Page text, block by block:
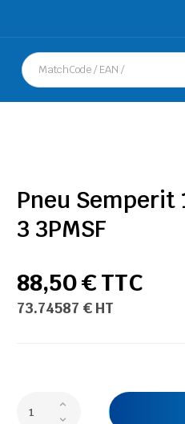
Pneu Semperit
3 3PMSF
88,50 € TTC
73.74587 € HT